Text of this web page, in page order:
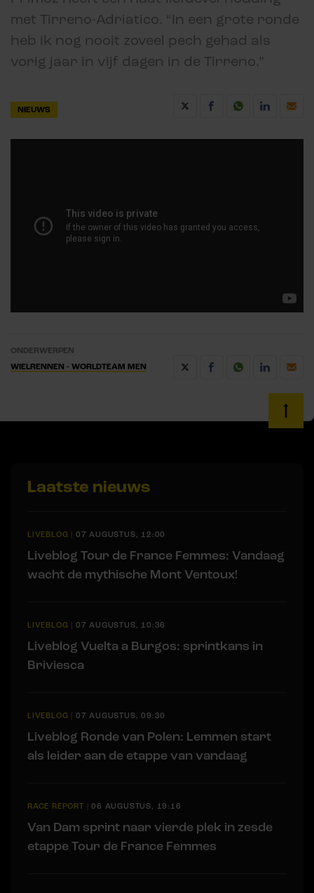
met Tirreno-Adriatico. “In een grote ronde
heb ik nog nooit zoveel pech gehad als
vorig jaar in vijf dagen in de Tirreno.”
NIEUWS
ONDERWERPEN
WIELRENNEN - WORLDTEAM MEN
Laatste nieuws
LIVEBLOG | 07 AUGUSTUS, 12:00
Liveblog Tour de France Femmes: Vandaag
wacht de mythische Mont Ventoux!
LIVEBLOG | 07 AUGUSTUS, 10:36
Liveblog Vuelta a Burgos: sprintkans in
Briviesca
LIVEBLOG | 07 AUGUSTUS, 09:30
Liveblog Ronde van Polen: Lemmen start
als leider aan de etappe van vandaag
RACE REPORT |06 AUGUSTUS, 19:16
Van Dam sprint naar vierde plek in zesde
etappe Tour de France Femmes